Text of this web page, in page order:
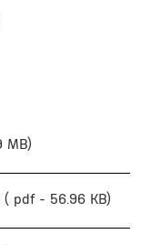
MB)
( pdf - 56.96 KB)